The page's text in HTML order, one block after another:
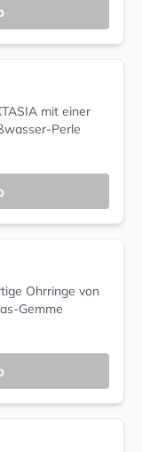
mit einer
Perle
Ohrringe von
Gemme